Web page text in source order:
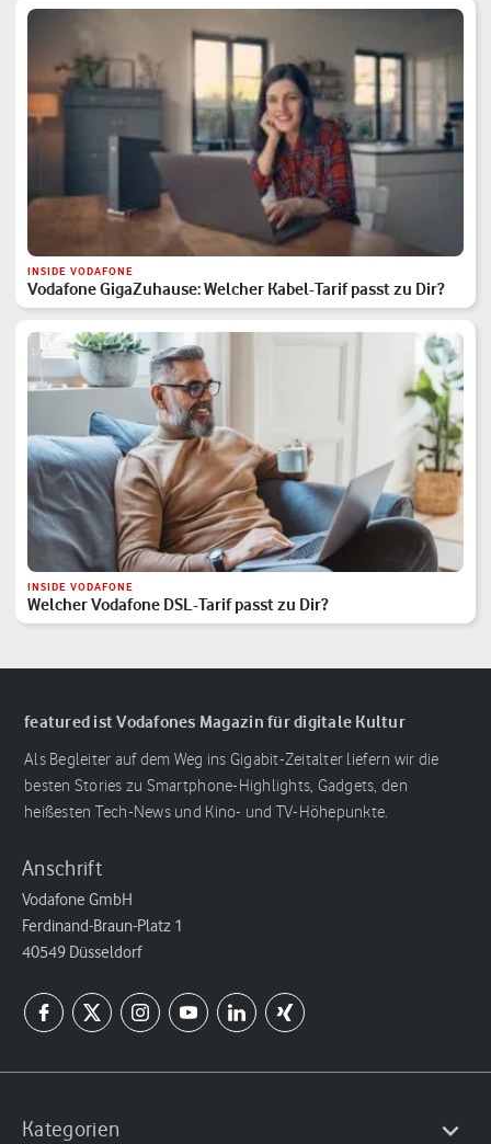
INSIDE VODAFONE
Vodafone GigaZuhause: Welcher Kabel-Tarif passt zu Dir?
INSIDE VODAFONE
Welcher Vodafone DSL-Tarif passt zu Dir?
featured ist Vodafones Magazin für digitale Kultur
Als Begleiter auf dem Weg ins Gigabit-Zeitalter liefern wir die
besten Stories zu Smartphone-Highlights, Gadgets, den
heißesten Tech-News und Kino- und TV-Höhepunkte.
Anschrift
Vodafone GmbH
Ferdinand-Braun-Platz 1
40549 Düsseldorf
Kategorien